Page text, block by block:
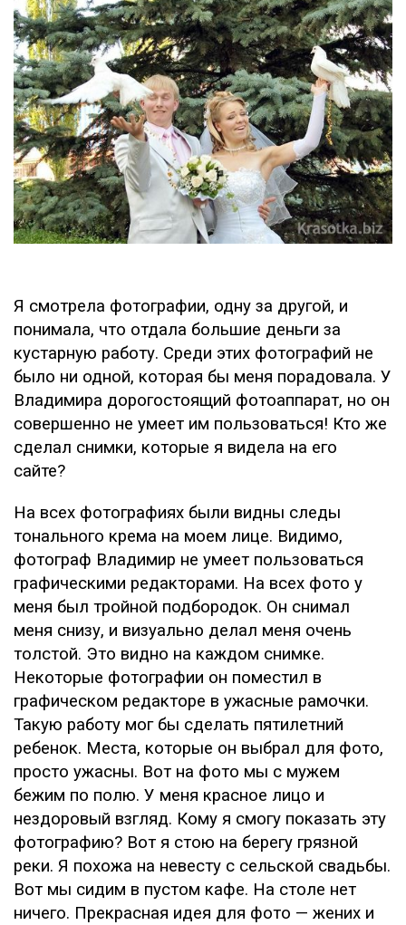
Я смотрела фотографии, одну за другой, и
понимала, что отдала большие деньги за
кустарную работу. Среди этих фотографий не
было ни одной, которая бы меня порадовала. У
Владимира дорогостоящий фотоаппарат, но он
совершенно не умеет им пользоваться! Кто же
сделал снимки, которые я видела на его
сайте?
На всех фотографиях были видны следы
тонального крема на моем лице. Видимо,
фотограф Владимир не умеет пользоваться
графическими редакторами. На всех фото у
меня был тройной подбородок. Он снимал
меня снизу, и визуально делал меня очень
толстой. Это видно на каждом снимке.
Некоторые фотографии он поместил в
графическом редакторе в ужасные рамочки.
Такую работу мог бы сделать пятилетний
ребенок. Места, которые он выбрал для фото,
просто ужасны. Вот на фото мы с мужем
бежим по полю. У меня красное лицо и
нездоровый взгляд. Кому я смогу показать эту
фотографию? Вот я стою на берегу грязной
реки. Я похожа на невесту с сельской свадьбы.
Вот мы сидим в пустом кафе. На столе нет
ничего. Прекрасная идея для фото — жених и